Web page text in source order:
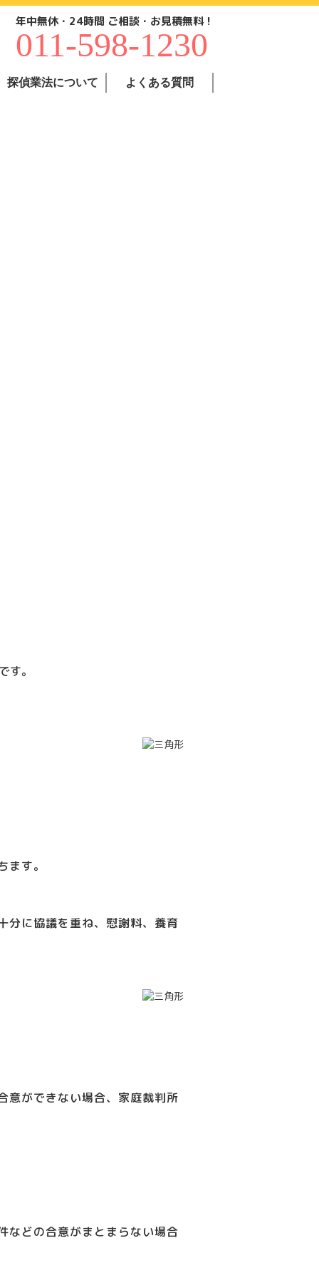
年中無休・24時間 ご相談・お見積無料！
011-598-1230
探偵業法について よくある質問
す。
す。
分に協議を重ね、慰謝料、養育
意ができない場合、家庭裁判所
などの合意がまとまらない場合